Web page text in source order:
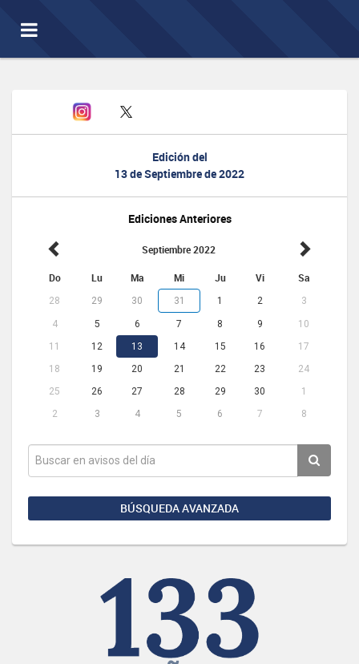
Toggle
navigation
Edición del
13 de Septiembre de 2022
Ediciones Anteriores
Septiembre 2022
Do Lu Ma Mi Ju Vi Sa
28 29 30 31 1 2 3
4 5 6 7 8 9
10
11
12 13 14 15 16
17
18
19 20 21 22 23
24
25
26 27 28 29 30
1
2
3 4 5 6 7 8
BÚSQUEDA AVANZADA